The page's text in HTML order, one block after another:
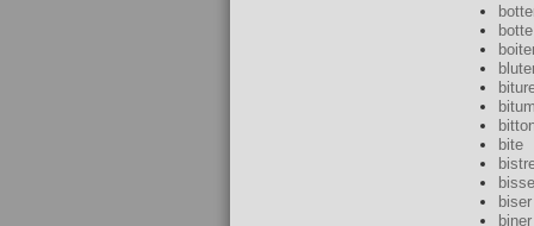
botte
bite
biser
biner